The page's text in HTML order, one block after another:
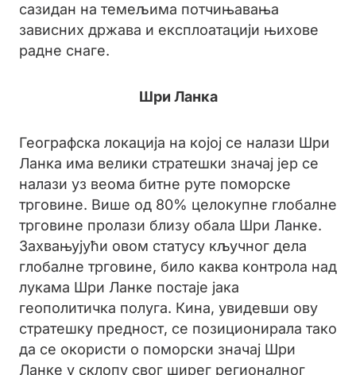
сазидан на темељима потчињавања
зависних држава и експлоатацији њихове
радне снаге.
Шри Ланка
Географска локација на којој се налази Шри
Ланка има велики стратешки значај јер се
налази уз веома битне руте поморске
трговине. Више од 80% целокупне глобалне
трговине пролази близу обала Шри Ланке.
Захвањујући овом статусу кључног дела
глобалне трговине, било каква контрола над
лукама Шри Ланке постаје јака
геополитичка полуга. Кина, увидевши ову
стратешку предност, се позиционирала тако
да се окористи о поморски значај Шри
Ланке у склопу свог ширег регионалног